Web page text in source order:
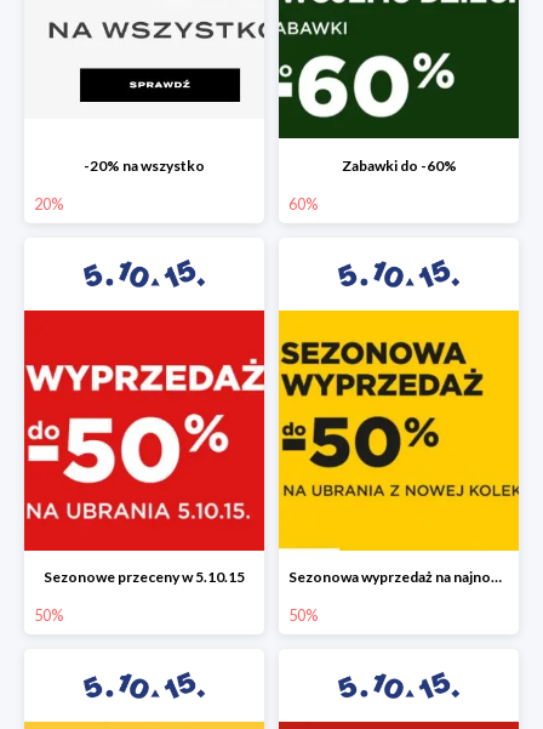
-20% na wszystko
20%
Zabawki do -60%
60%
Sezonowe przeceny w 5.10.15
50%
Sezonowa wyprzedaż na najnowszą kolekcję do -50%
50%